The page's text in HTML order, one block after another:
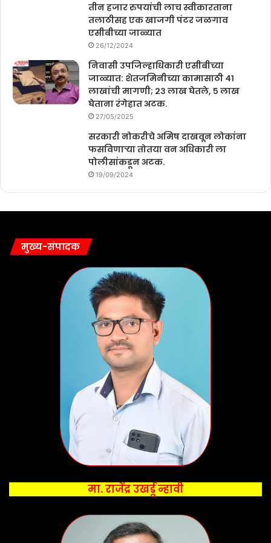
तीन हजार रुपयांची लाच स्वीकारताना
तलाठीसह एक खाजगी पंटर जळगाव
एसीबीच्या जाळ्यात
26/12/2024
निवासी उपजिल्हाधिकारी एसीबीच्या
जाळ्यात: शेतजमिनीच्या कामासाठी ४१
लाखांची मागणी; २३ लाख घेतले, ५ लाख
घेताना रंगेहात अटक.
27/05/2025
सरकारी नोकरीचे अमिष दाखवून लोकांना
फसविणाऱ्या तोतया वन अधिकारी ला
पोलीसांकडून अटक.
19/09/2024
मुख्य-संपादक
मा. राजेंद्र उखर्डू न्हावी